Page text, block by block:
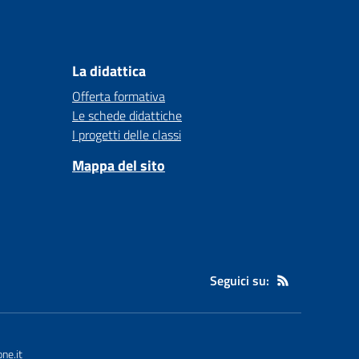
La didattica
Offerta formativa
Le schede didattiche
I progetti delle classi
Mappa del sito
Seguici su: